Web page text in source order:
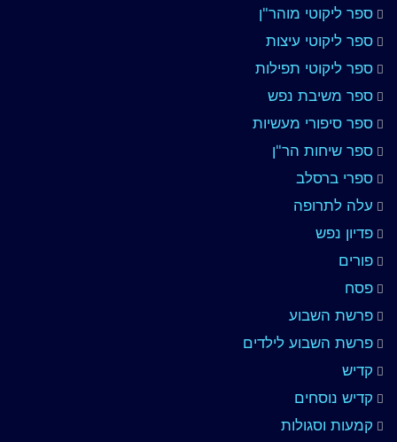
ספר ליקוטי מוהר"ן
ספר ליקוטי עיצות
ספר ליקוטי תפילות
ספר משיבת נפש
ספר סיפורי מעשיות
ספר שיחות הר"ן
ספרי ברסלב
עלה לתרופה
פדיון נפש
פורים
פסח
פרשת השבוע
פרשת השבוע לילדים
קדיש
קדיש נוסחים
קמעות וסגולות